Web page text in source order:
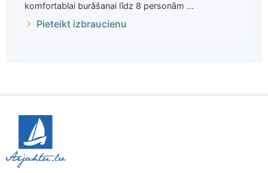
komfortablai burāšanai līdz 8 personām ...
Pieteikt izbraucienu